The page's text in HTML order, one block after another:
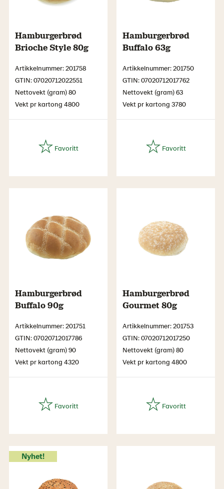
Hamburgerbrød
Brioche Style 80g
Artikkelnummer: 201758
GTIN: 07020712022551
Nettovekt (gram) 80
Vekt pr kartong 4800
Hamburgerbrød
Buffalo 63g
Artikkelnummer: 201750
GTIN: 07020712017762
Nettovekt (gram) 63
Vekt pr kartong 3780
Hamburgerbrød
Buffalo 90g
Artikkelnummer: 201751
GTIN: 07020712017786
Nettovekt (gram) 90
Vekt pr kartong 4320
Hamburgerbrød
Gourmet 80g
Artikkelnummer: 201753
GTIN: 07020712017250
Nettovekt (gram) 80
Vekt pr kartong 4800
Nyhet!